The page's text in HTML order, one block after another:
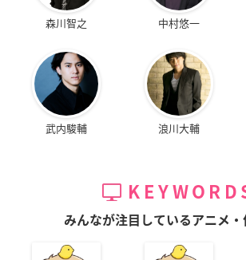
森川智之 中村悠一
武内駿輔 浪川大輔
みんなが注目しているアニメ・